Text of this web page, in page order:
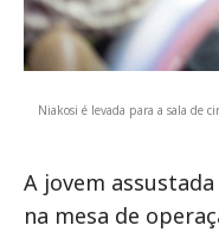
Niakosi é levada para a sala de
A jovem
na mesa de